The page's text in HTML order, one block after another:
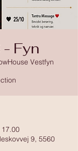
- Fyn
Vestfyn
9, 5560